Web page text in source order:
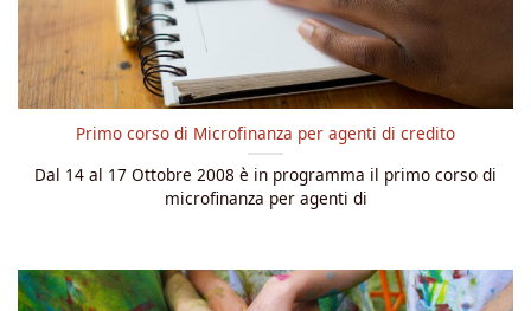
Primo corso di Microfinanza per agenti di credito
Dal 14 al 17 Ottobre 2008 è in programma il primo corso di
microfinanza per agenti di